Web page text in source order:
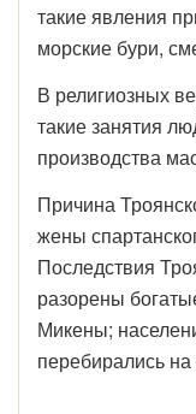
такие явления
морские бури,
В религиозных
такие занятия
производства
Причина
жены
Последствия
разорены
Микены;
перебирались